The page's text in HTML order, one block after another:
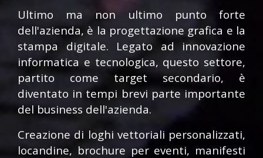
Ultimo ma non ultimo punto forte
dell'azienda, è la progettazione grafica e la
stampa digitale. Legato ad innovazione
informatica e tecnologica, questo settore,
partito come target secondario, è
diventato in tempi brevi parte importante
del business dell'azienda.
Creazione di loghi vettoriali personalizzati,
locandine, brochure per eventi, manifesti